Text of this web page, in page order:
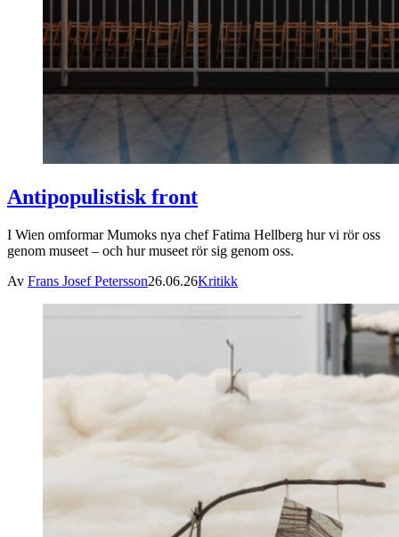
Antipopulistisk front
I Wien omformar Mumoks nya chef Fatima Hellberg hur vi rör oss
genom museet – och hur museet rör sig genom oss.
Av Frans Josef Petersson26.06.26Kritikk